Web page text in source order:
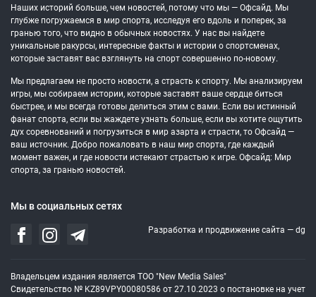
Наших историй больше, чем новостей, потому что мы — Офсайд. Мы
глубже погружаемся в мир спорта, исследуя его вдоль и поперек, за
гранью того, что видно в обычных новостях. У нас вы найдете
уникальные ракурсы, интересные факты и истории о спортсменах,
которые заставят вас взглянуть на спорт совершенно по-новому.
Мы предлагаем не просто новости, а страсть к спорту. Мы анализируем
игры, мы собираем истории, которые заставят ваше сердце биться
быстрее, и мы всегда готовы делиться этим с вами. Если вы истинный
фанат спорта, если вы жаждете узнать больше, если вы хотите ощутить
дух соревнований и погрузиться в мир азарта и страсти, то Офсайд —
ваш источник. Добро пожаловать в наш мир спорта, где каждый
момент важен, и где новости истекают страстью к игре. Офсайд: Мир
спорта, за гранью новостей.
Мы в социальных сетях
Разработка и продвижение сайта — dg
Владельцем издания является ТОО "New Media Sales"
Свидетельство № KZ89VPY00080586 от 27.10.2023 о постановке на учет